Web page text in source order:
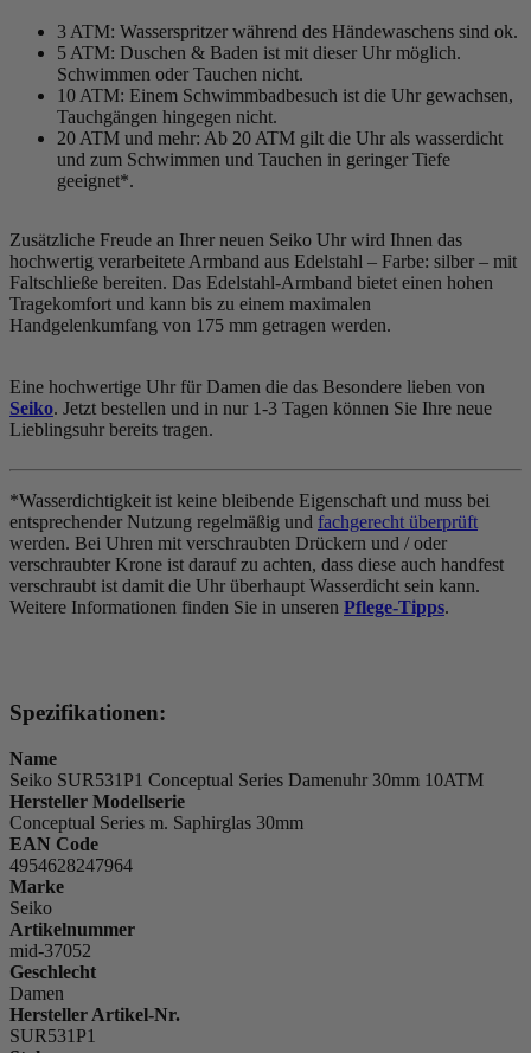
3 ATM: Wasserspritzer während des Händewaschens sind ok.
5 ATM: Duschen & Baden ist mit dieser Uhr möglich.
Schwimmen oder Tauchen nicht.
10 ATM: Einem Schwimmbadbesuch ist die Uhr gewachsen,
Tauchgängen hingegen nicht.
20 ATM und mehr: Ab 20 ATM gilt die Uhr als wasserdicht
und zum Schwimmen und Tauchen in geringer Tiefe
geeignet*.
Zusätzliche Freude an Ihrer neuen Seiko Uhr wird Ihnen das
hochwertig verarbeitete Armband aus Edelstahl – Farbe: silber – mit
Faltschließe bereiten. Das Edelstahl-Armband bietet einen hohen
Tragekomfort und kann bis zu einem maximalen
Handgelenkumfang von 175 mm getragen werden.
Eine hochwertige Uhr für Damen die das Besondere lieben von
Seiko. Jetzt bestellen und in nur 1-3 Tagen können Sie Ihre neue
Lieblingsuhr bereits tragen.
*Wasserdichtigkeit ist keine bleibende Eigenschaft und muss bei
entsprechender Nutzung regelmäßig und fachgerecht überprüft
werden. Bei Uhren mit verschraubten Drückern und / oder
verschraubter Krone ist darauf zu achten, dass diese auch handfest
verschraubt ist damit die Uhr überhaupt Wasserdicht sein kann.
Weitere Informationen finden Sie in unseren Pflege-Tipps.
Spezifikationen:
Name
Seiko SUR531P1 Conceptual Series Damenuhr 30mm 10ATM
Hersteller Modellserie
Conceptual Series m. Saphirglas 30mm
EAN Code
4954628247964
Marke
Seiko
Artikelnummer
mid-37052
Geschlecht
Damen
Hersteller Artikel-Nr.
SUR531P1